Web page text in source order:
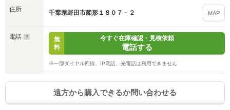
住所 千葉県野田市船形１８０７－２ MAP
電話
無
料
今すぐ在庫確認・見積依頼
電話する
※一部ダイヤル回線、IP電話、光電話は利用できません
遠方から購入できるか問い合わせる